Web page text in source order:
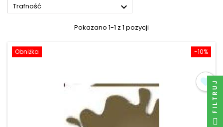
Trafność 
Pokazano 1-1 z 1 pozycji
-10%
Obniżka
FILTRUJ